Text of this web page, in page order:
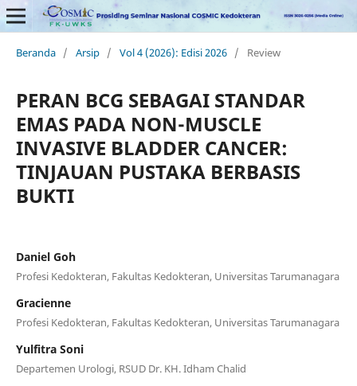
Beranda / Arsip / Vol 4 (2026): Edisi 2026 / Review
PERAN BCG SEBAGAI STANDAR
EMAS PADA NON-MUSCLE
INVASIVE BLADDER CANCER:
TINJAUAN PUSTAKA BERBASIS
BUKTI
Daniel Goh
Profesi Kedokteran, Fakultas Kedokteran, Universitas Tarumanagara
Gracienne
Profesi Kedokteran, Fakultas Kedokteran, Universitas Tarumanagara
Yulfitra Soni
Departemen Urologi, RSUD Dr. KH. Idham Chalid